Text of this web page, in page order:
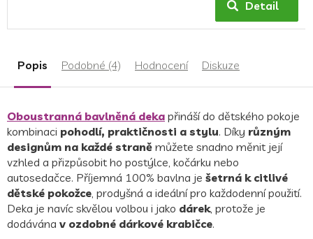
Detail
Popis Podobné (4) Hodnocení Diskuze
Oboustranná bavlněná deka přináší do dětského pokoje
kombinaci pohodlí, praktičnosti a stylu. Díky různým
designům na každé straně můžete snadno měnit její
vzhled a přizpůsobit ho postýlce, kočárku nebo
autosedačce. Příjemná 100% bavlna je šetrná k citlivé
dětské pokožce, prodyšná a ideální pro každodenní použití.
Deka je navíc skvělou volbou i jako dárek, protože je
dodávána v ozdobné dárkové krabičce.